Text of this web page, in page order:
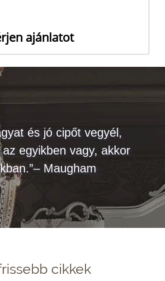
ajánlatot
és jó cipőt vegyél,
egyikben vagy, akkor
Maugham
cikkek